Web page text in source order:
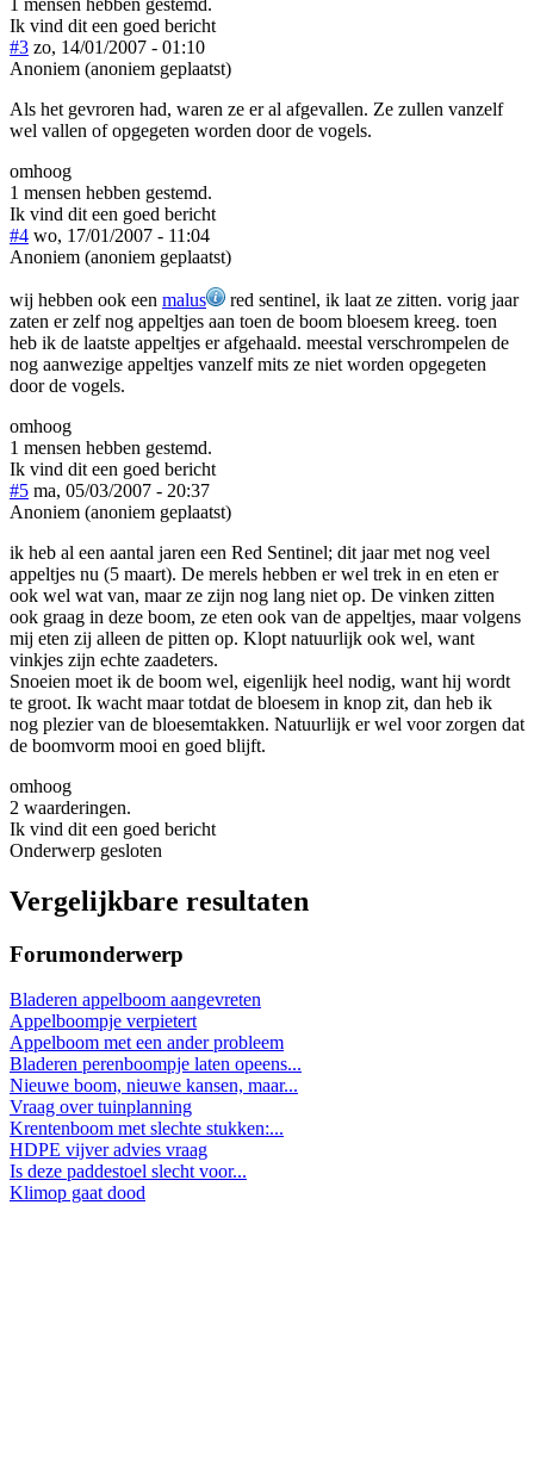
Ik vind dit een goed bericht
#3 zo, 14/01/2007 - 01:10
Anoniem (anoniem geplaatst)
Als het gevroren had, waren ze er al afgevallen. Ze zullen vanzelf
wel vallen of opgegeten worden door de vogels.
omhoog
1 mensen hebben gestemd.
Ik vind dit een goed bericht
#4 wo, 17/01/2007 - 11:04
Anoniem (anoniem geplaatst)
wij hebben ook een malus
red sentinel, ik laat ze zitten. vorig jaar
zaten er zelf nog appeltjes aan toen de boom bloesem kreeg. toen
heb ik de laatste appeltjes er afgehaald. meestal verschrompelen de
nog aanwezige appeltjes vanzelf mits ze niet worden opgegeten
door de vogels.
omhoog
1 mensen hebben gestemd.
Ik vind dit een goed bericht
#5 ma, 05/03/2007 - 20:37
Anoniem (anoniem geplaatst)
ik heb al een aantal jaren een Red Sentinel; dit jaar met nog veel
appeltjes nu (5 maart). De merels hebben er wel trek in en eten er
ook wel wat van, maar ze zijn nog lang niet op. De vinken zitten
ook graag in deze boom, ze eten ook van de appeltjes, maar volgens
mij eten zij alleen de pitten op. Klopt natuurlijk ook wel, want
vinkjes zijn echte zaadeters.
Snoeien moet ik de boom wel, eigenlijk heel nodig, want hij wordt
te groot. Ik wacht maar totdat de bloesem in knop zit, dan heb ik
nog plezier van de bloesemtakken. Natuurlijk er wel voor zorgen dat
de boomvorm mooi en goed blijft.
omhoog
2 waarderingen.
Ik vind dit een goed bericht
Onderwerp gesloten
Vergelijkbare resultaten
Forumonderwerp
Bladeren appelboom aangevreten
Appelboompje verpietert
Appelboom met een ander probleem
Bladeren perenboompje laten opeens...
Nieuwe boom, nieuwe kansen, maar...
Vraag over tuinplanning
Krentenboom met slechte stukken:...
HDPE vijver advies vraag
Is deze paddestoel slecht voor...
Klimop gaat dood